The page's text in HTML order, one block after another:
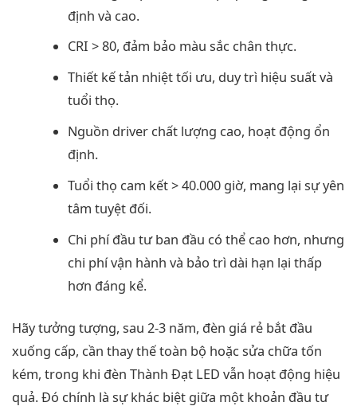
định và cao.
CRI > 80, đảm bảo màu sắc chân thực.
Thiết kế tản nhiệt tối ưu, duy trì hiệu suất và
tuổi thọ.
Nguồn driver chất lượng cao, hoạt động ổn
định.
Tuổi thọ cam kết > 40.000 giờ, mang lại sự yên
tâm tuyệt đối.
Chi phí đầu tư ban đầu có thể cao hơn, nhưng
chi phí vận hành và bảo trì dài hạn lại thấp
hơn đáng kể.
Hãy tưởng tượng, sau 2-3 năm, đèn giá rẻ bắt đầu
xuống cấp, cần thay thế toàn bộ hoặc sửa chữa tốn
kém, trong khi đèn Thành Đạt LED vẫn hoạt động hiệu
quả. Đó chính là sự khác biệt giữa một khoản đầu tư